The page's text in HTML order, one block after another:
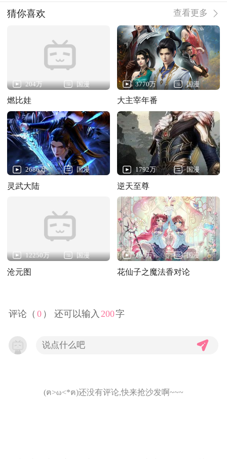
猜你喜欢 查看更多
204万 国漫
燃比娃
3770万 国漫
大主宰年番
2686万 国漫
灵武大陆
1792万 国漫
逆天至尊
12250万 国漫
沧元图
290万 国漫
花仙子之魔法香对论
评论（ 0 ） 还可以输入 200字
(ฅ>ω<*ฅ)还没有评论,快来抢沙发啊~~~